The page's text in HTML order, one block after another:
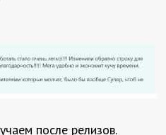
после релизов.